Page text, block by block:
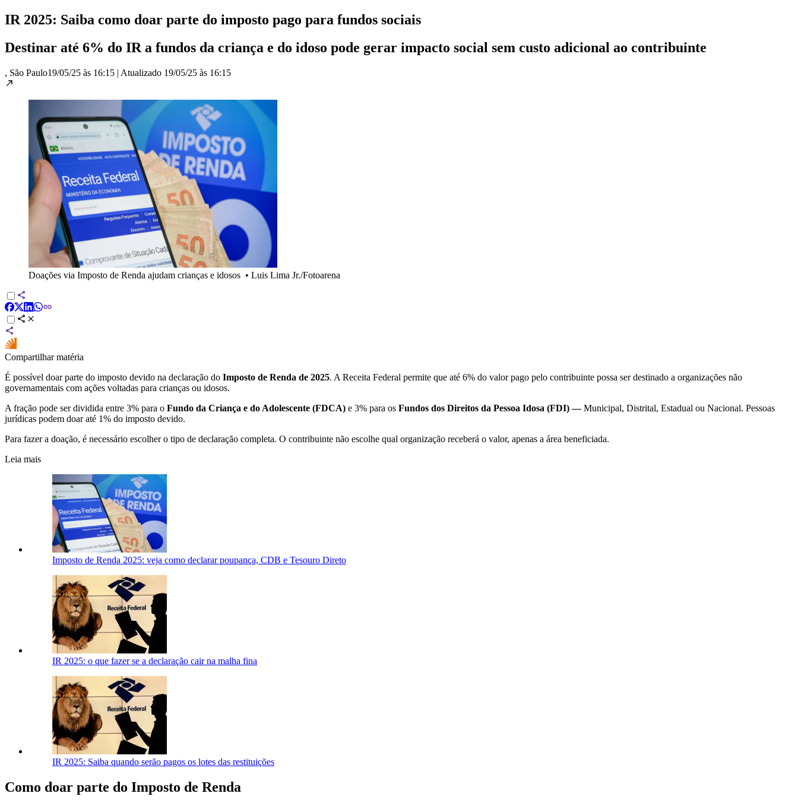
IR 2025: Saiba como doar parte do imposto pago para fundos sociais
Destinar até 6% do IR a fundos da criança e do idoso pode gerar impacto social sem custo adicional ao contribuinte
, São Paulo19/05/25 às 16:15 | Atualizado 19/05/25 às 16:15
Doações via Imposto de Renda ajudam crianças e idosos • Luis Lima Jr./Fotoarena
Compartilhar matéria
É possível doar parte do imposto devido na declaração do Imposto de Renda de 2025. A Receita Federal permite que até 6% do valor pago pelo contribuinte possa ser destinado a organizações não
governamentais com ações voltadas para crianças ou idosos.
A fração pode ser dividida entre 3% para o Fundo da Criança e do Adolescente (FDCA) e 3% para os Fundos dos Direitos da Pessoa Idosa (FDI) —Municipal, Distrital, Estadual ou Nacional. Pessoas
jurídicas podem doar até 1% do imposto devido.
Para fazer a doação, é necessário escolher o tipo de declaração completa. O contribuinte não escolhe qual organização receberá o valor, apenas a área beneficiada.
Leia mais
Imposto de Renda 2025: veja como declarar poupança, CDB e Tesouro Direto
IR 2025: o que fazer se a declaração cair na malha fina
IR 2025: Saiba quando serão pagos os lotes das restituições
Como doar parte do Imposto de Renda